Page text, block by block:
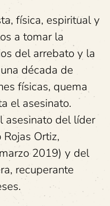
física, espiritual y
a tomar la
del arrebato y la
década de
físicas, quema
el asesinato.
asesinato del líder
Ortiz,
2019) y del
recuperante